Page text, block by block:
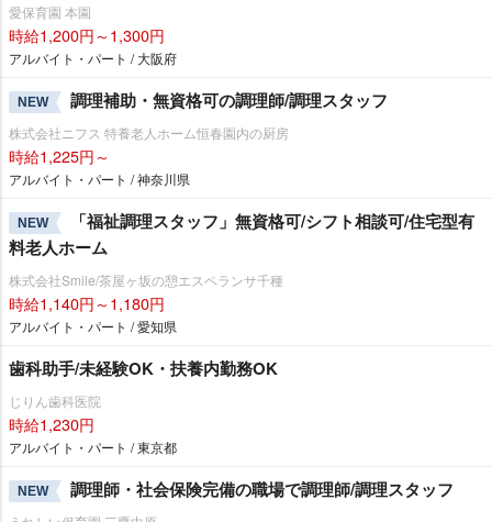
愛保育園 本園
時給1,200円～1,300円
アルバイト・パート / 大阪府
NEW 調理補助・無資格可の調理師/調理スタッフ
株式会社ニフス 特養老人ホーム恒春園内の厨房
時給1,225円～
アルバイト・パート / 神奈川県
NEW
「福祉調理スタッフ」無資格可/シフト相談可/住宅型有
料老人ホーム
株式会社Smile/茶屋ヶ坂の憩エスペランサ千種
時給1,140円～1,180円
アルバイト・パート / 愛知県
歯科助手/未経験OK・扶養内勤務OK
じりん歯科医院
時給1,230円
アルバイト・パート / 東京都
NEW 調理師・社会保険完備の職場で調理師/調理スタッフ